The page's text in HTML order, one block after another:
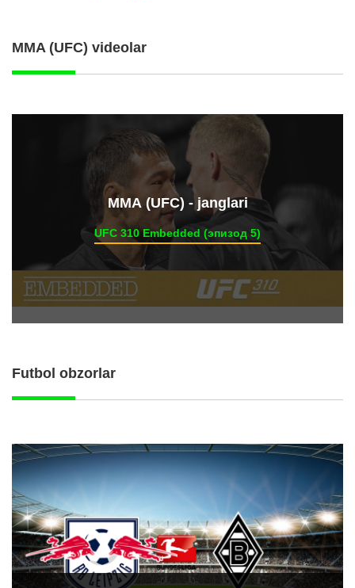
MMA (UFC) videolar
ММА (UFC) - janglari
UFC 310 Embedded (эпизод 5)
Futbol obzorlar